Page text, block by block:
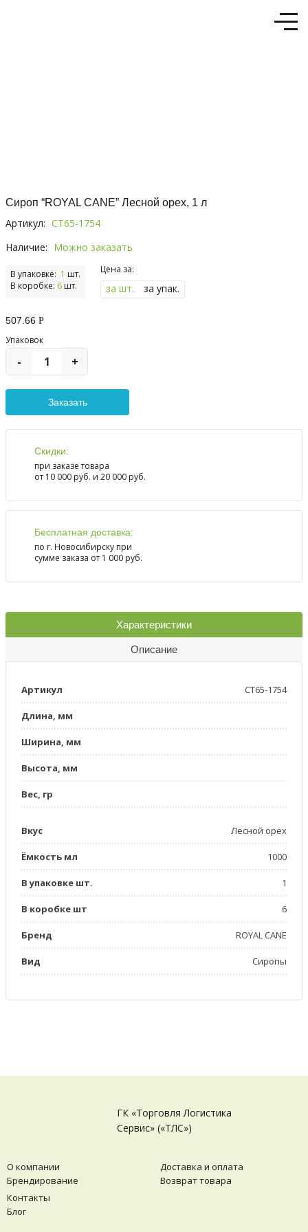
Сироп “RОYAL CANE” Лесной орех, 1 л
Артикул: СТ65-1754
Наличие: Можно заказать
В упаковке: 1 шт.
В коробке: 6 шт.
Цена за:
за шт. за упак.
507.66 Р
Упаковок
- +
Скидки:
при заказе товара
от 10 000 руб. и 20 000 руб.
Бесплатная доставка:
по г. Новосибирску при
сумме заказа от 1 000 руб.
Характеристики
Описание
Артикул СТ65-1754
Длина, мм
Ширина, мм
Высота, мм
Вес, гр
Вкус Лесной орех
Ёмкость мл 1000
В упаковке шт. 1
В коробке шт 6
Бренд ROYAL CANE
Вид Сиропы
ГК «Торговля Логистика
Сервис» («ТЛС»)
О компании
Брендирование
Доставка и оплата
Возврат товара
Контакты
Блог